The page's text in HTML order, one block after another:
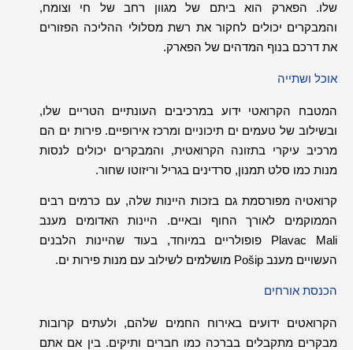
שלו. הפארק הוא ביתם של מגוון רחב של חי וצומח,
והמבקרים יכולים לחקור את רשת מסלולי ההליכה הפזורים
את דרכם בנוף המדהים של הפארק.
אוכל ושתייה
המטבח הקרואטי ידוע במרכיבים העונתיים הטריים שלו,
ובשילוב של טעמים ים תיכוניים ומרכז אירופיים.פירות ים הם
מרכיב עיקרי בתזונה הקרואטית, והמבקרים יכולים לנסות
מנות כמו סלט תמנון, סרדינים בגריל וריזוטו שחור.
קרואטיה מפורסמת גם בזכות היינות שלה, עם כרמים רבים
הממוקמים לאורך החוף ובאיים. היינות האדומים מענב
Plavac Mali
פופולריים במיוחד,בעוד שהיינות הלבנים
העשויים מענב Pošip מושלמים לשילוב עם מנות פירות ים.
הכנסת אורחים
הקרואטים ידועים באירוח החמים שלהם, ולעתים קרובות
מבקרים מתקבלים בברכה כמו חברים ותיקים.בין אם אתם